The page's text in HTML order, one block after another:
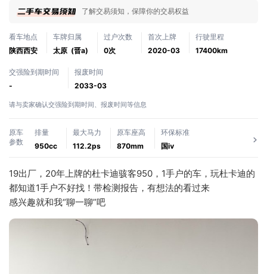
了解交易须知，保障你的交易权益
看车地点
陕西西安
车牌归属
太原 (晋a)
过户次数
0次
首次上牌
2020-03
行驶里程
17400km
交强险到期时间
-
报废时间
2033-03
请与卖家确认交强险到期时间、报废时间等信息
原车
参数
排量
950cc
最大马力
112.2ps
原车座高
870mm
环保标准
国ⅳ
19出厂，20年上牌的杜卡迪骇客950，1手户的车，玩杜卡迪的
都知道1手户不好找！带检测报告，有想法的看过来
感兴趣就和我“聊一聊”吧